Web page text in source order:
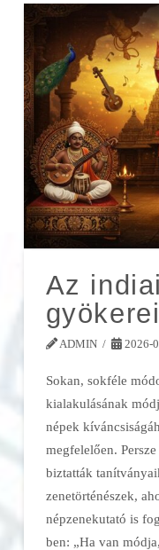
Az
ADMIN 2026-
Sokan, sokféle
kialakulásának
népek
megfelelően.
biztatták
zenetörténészek,
népzenekutató is
ben: „Ha van